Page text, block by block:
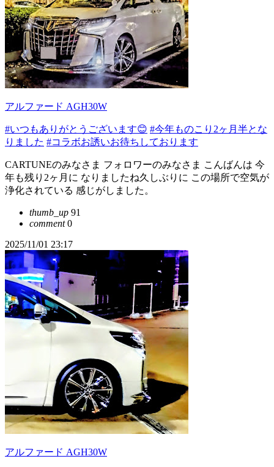
アルファード AGH30W
#いつもありがとうございます😊 #今年ものこり2ヶ月半とな
りました #コラボお誘いお待ちしております
CARTUNEのみなさま フォロワーのみなさま こんばんは 今
年も残り2ヶ月に なりましたね久しぶりに この場所で空気が
浄化されている 感じがしました。
thumb_up 91
comment0
2025/11/01 23:17
アルファード AGH30W